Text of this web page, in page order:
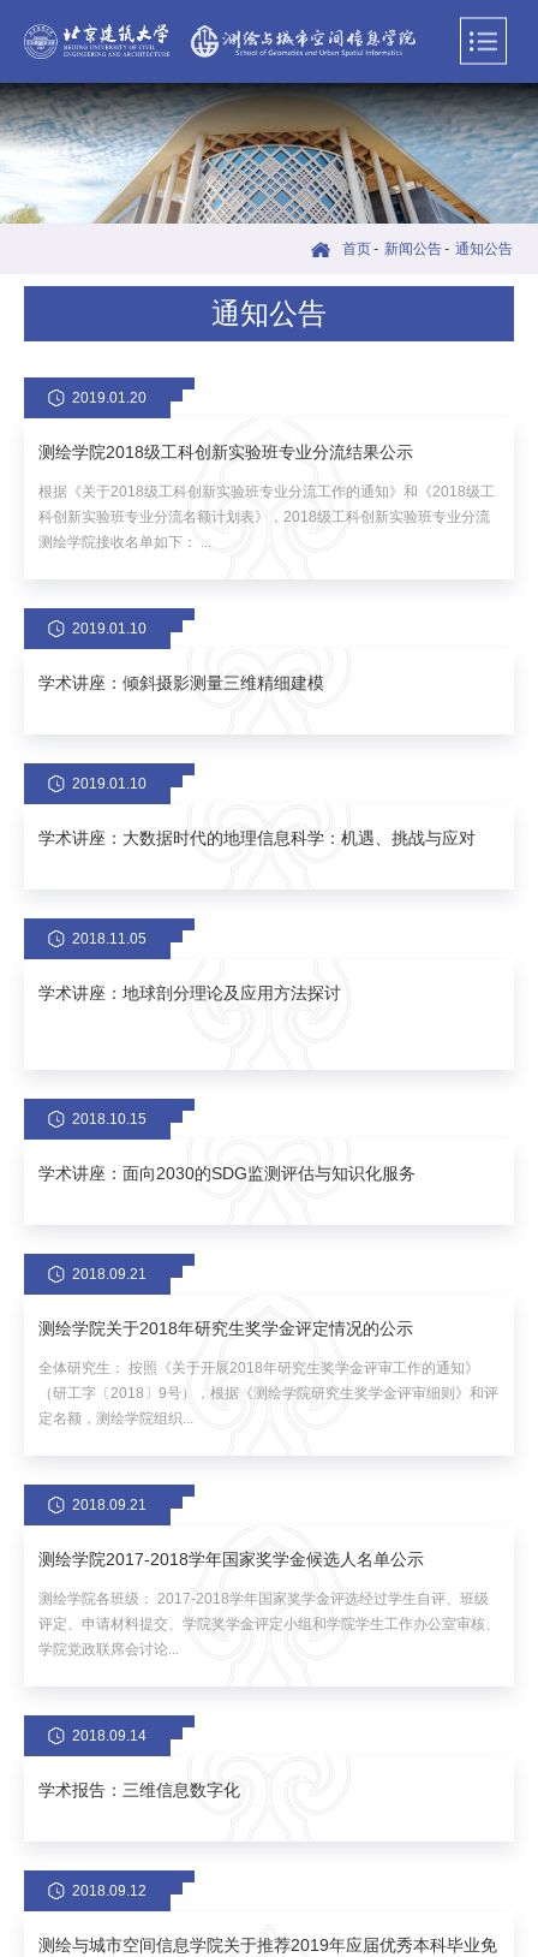
首页- 新闻公告- 通知公告
通知公告
2019.01.20
测绘学院2018级工科创新实验班专业分流结果公示
根据《关于2018级工科创新实验班专业分流工作的通知》和《2018级工
科创新实验班专业分流名额计划表》，2018级工科创新实验班专业分流
测绘学院接收名单如下： ...
2019.01.10
学术讲座：倾斜摄影测量三维精细建模
2019.01.10
学术讲座：大数据时代的地理信息科学：机遇、挑战与应对
2018.11.05
学术讲座：地球剖分理论及应用方法探讨
2018.10.15
学术讲座：面向2030的SDG监测评估与知识化服务
2018.09.21
测绘学院关于2018年研究生奖学金评定情况的公示
全体研究生： 按照《关于开展2018年研究生奖学金评审工作的通知》
（研工字〔2018〕9号），根据《测绘学院研究生奖学金评审细则》和评
定名额，测绘学院组织...
2018.09.21
测绘学院2017-2018学年国家奖学金候选人名单公示
测绘学院各班级： 2017-2018学年国家奖学金评选经过学生自评、班级
评定、申请材料提交、学院奖学金评定小组和学院学生工作办公室审核、
学院党政联席会讨论...
2018.09.14
学术报告：三维信息数字化
2018.09.12
测绘与城市空间信息学院关于推荐2019年应届优秀本科毕业免